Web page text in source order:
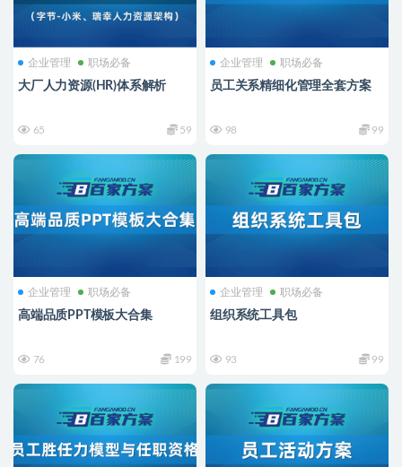
企业管理 职场必备
大厂人力资源(HR)体系解析
65 59
企业管理 职场必备
员工关系精细化管理全套方案
98 99
企业管理 职场必备
高端品质PPT模板大合集
76 199
企业管理 职场必备
组织系统工具包
93 99